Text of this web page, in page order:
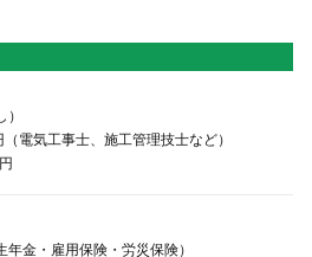
電気工事士、施工管理技士など）
金・雇用保険・労災保険）